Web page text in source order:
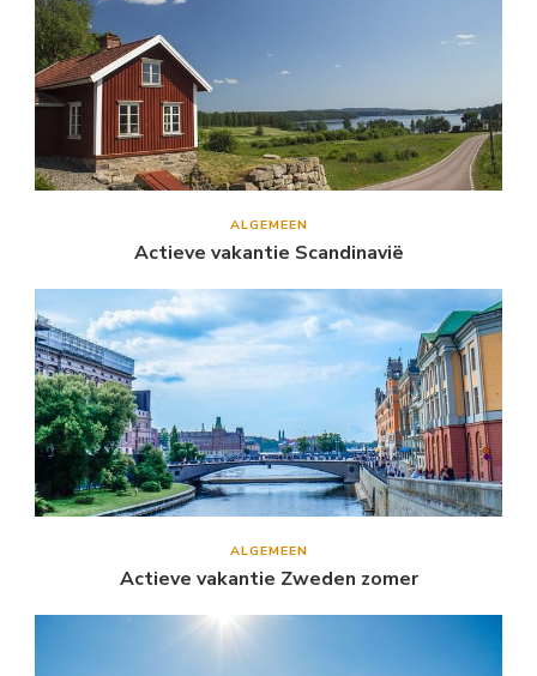
ALGEMEEN
Actieve vakantie Scandinavië
ALGEMEEN
Actieve vakantie Zweden zomer